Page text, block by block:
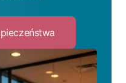
to
Poznajcie
funkcje